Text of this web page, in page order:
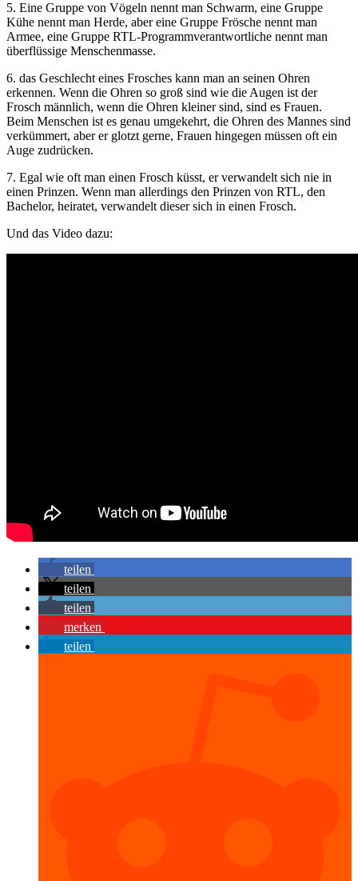
5. Eine Gruppe von Vögeln nennt man Schwarm, eine Gruppe
Kühe nennt man Herde, aber eine Gruppe Frösche nennt man
Armee, eine Gruppe RTL-Programmverantwortliche nennt man
überflüssige Menschenmasse.
6. das Geschlecht eines Frosches kann man an seinen Ohren
erkennen. Wenn die Ohren so groß sind wie die Augen ist der
Frosch männlich, wenn die Ohren kleiner sind, sind es Frauen.
Beim Menschen ist es genau umgekehrt, die Ohren des Mannes sind
verkümmert, aber er glotzt gerne, Frauen hingegen müssen oft ein
Auge zudrücken.
7. Egal wie oft man einen Frosch küsst, er verwandelt sich nie in
einen Prinzen. Wenn man allerdings den Prinzen von RTL, den
Bachelor, heiratet, verwandelt dieser sich in einen Frosch.
Und das Video dazu:
teilen
teilen
teilen
merken
teilen